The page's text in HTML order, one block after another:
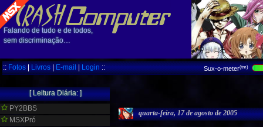
Falando de tudo e de todos,
sem discriminação…
::Fotos|Livros|E-mail|Login:: Sux-o-meter(tm)
quarta-feira, 17 de agosto de 2005
[ Leitura Diária: ]
PY2BBS
MSXPró